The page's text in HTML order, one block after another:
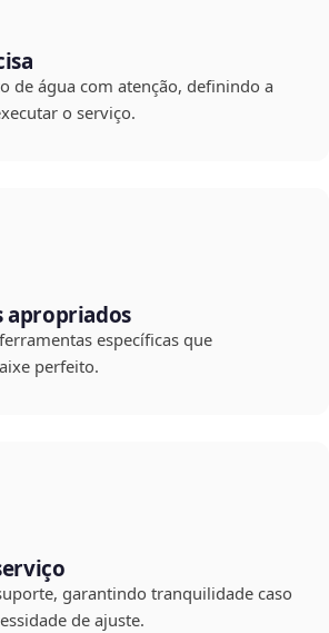
de água com atenção, definindo a
o serviço.
apropriados
específicas que
perfeito.
garantindo tranquilidade caso
de ajuste.